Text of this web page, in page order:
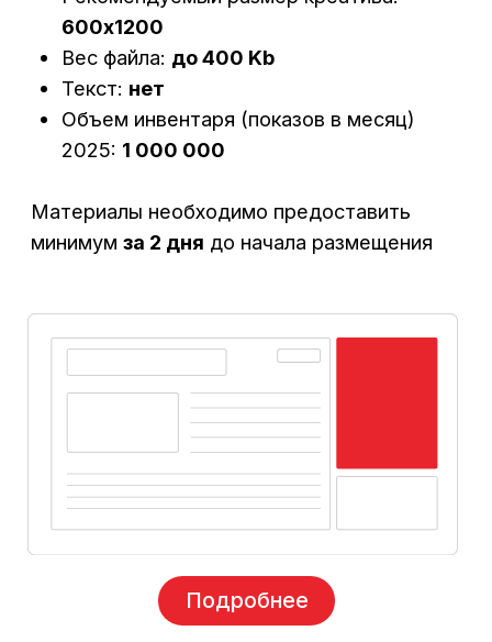
Подробнее
Внутренние
min 1800
x150-300px
Брендирование
внутренних страниц
Формат
Размер изображения